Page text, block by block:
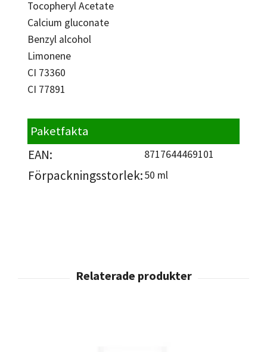
Tocopheryl Acetate
Calcium gluconate
Benzyl alcohol
Limonene
CI 73360
CI 77891
Paketfakta
EAN: 8717644469101
Förpackningsstorlek:50 ml